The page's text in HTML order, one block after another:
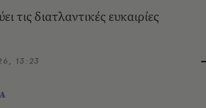
τις διατλαντικές ευκαιρίες
13:23